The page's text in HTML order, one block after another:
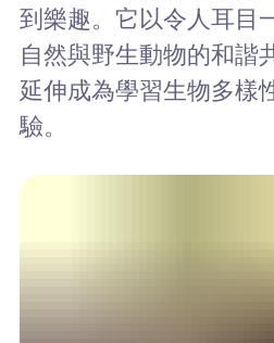
到樂趣。它以令人耳目
自然與野生動物的和諧
延伸成為學習生物多樣
驗。